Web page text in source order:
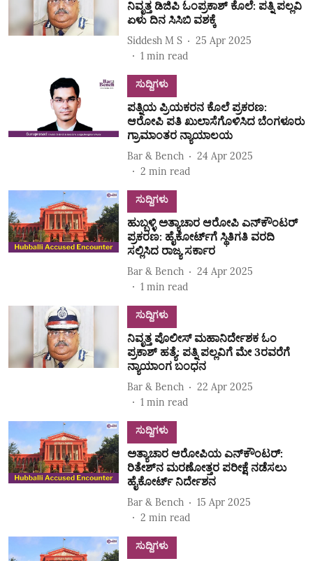
ನಿವೃತ್ತ ಡಿಜಿಪಿ ಓಂಪ್ರಕಾಶ್‌ ಕೊಲೆ: ಪತ್ನಿ ಪಲ್ಲವಿ
ಏಳು ದಿನ ಸಿಸಿಬಿ ವಶಕ್ಕೆ
Siddesh M S
25 Apr 2025
1 min read
ಸುದ್ದಿಗಳು
ಪತ್ನಿಯ ಪ್ರಿಯಕರನ ಕೊಲೆ ಪ್ರಕರಣ:
ಆರೋಪಿ ಪತಿ ಖುಲಾಸೆಗೊಳಿಸಿದ ಬೆಂಗಳೂರು
ಗ್ರಾಮಾಂತರ ನ್ಯಾಯಾಲಯ
Bar & Bench
24 Apr 2025
2 min read
ಸುದ್ದಿಗಳು
ಹುಬ್ಬಳ್ಳಿ ಅತ್ಯಾಚಾರ ಆರೋಪಿ ಎನ್‌ಕೌಂಟರ್
ಪ್ರಕರಣ: ಹೈಕೋರ್ಟ್‌ಗೆ ಸ್ಥಿತಿಗತಿ ವರದಿ
ಸಲ್ಲಿಸಿದ ರಾಜ್ಯ ಸರ್ಕಾರ
Bar & Bench
24 Apr 2025
1 min read
ಸುದ್ದಿಗಳು
ನಿವೃತ್ತ ಪೊಲೀಸ್‌ ಮಹಾನಿರ್ದೇಶಕ ಓಂ
ಪ್ರಕಾಶ್‌ ಹತ್ಯೆ: ಪತ್ನಿ ಪಲ್ಲವಿಗೆ ಮೇ 3ರವರೆಗೆ
ನ್ಯಾಯಾಂಗ ಬಂಧನ
Bar & Bench
22 Apr 2025
1 min read
ಸುದ್ದಿಗಳು
ಅತ್ಯಾಚಾರ ಆರೋಪಿಯ ಎನ್‌ಕೌಂಟರ್:
ರಿತೇಶ್‌ನ ಮರಣೋತ್ತರ ಪರೀಕ್ಷೆ ನಡೆಸಲು
ಹೈಕೋರ್ಟ್‌ ನಿರ್ದೇಶನ
Bar & Bench
15 Apr 2025
2 min read
ಸುದ್ದಿಗಳು